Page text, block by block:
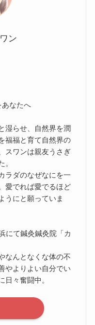
ン
あなたへ
湿らせ、自然界を潤
福福と育て自然界の
スワンは親友うさぎ
。
ラダのなぜなにを一
愛でれば愛でるほど
うにと願っていま
にて鍼灸鍼灸院「カ
なんとなくな体の不
やよりよい自分でい
日々奮闘中。